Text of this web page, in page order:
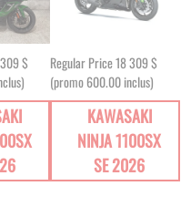
$
Regular Price18 309 $
(promo 600.00 inclus)
KAWASAKI
NINJA 1100SX
SE 2026